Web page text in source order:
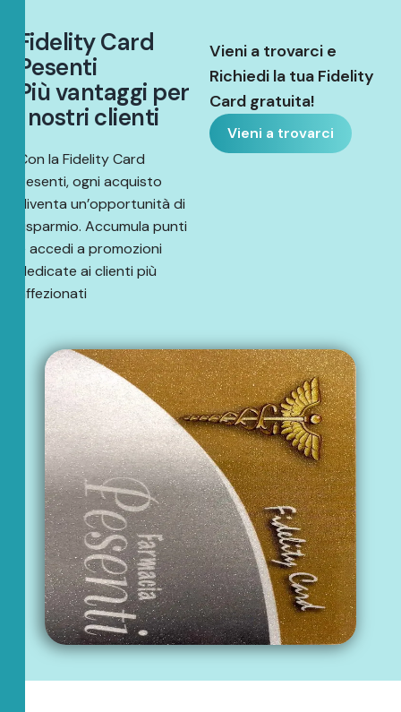
FidelityCard
Pesenti
Piùvantaggi per
nostri clienti
Con la Fidelity Card
Pesenti, ogni acquisto
diventa un’opportunità di
risparmio. Accumula punti
e accedi a promozioni
dedicate ai clienti più
affezionati
Vieni a trovarci e
Richiedi la tua Fidelity
Card gratuita!
Vieni a trovarci